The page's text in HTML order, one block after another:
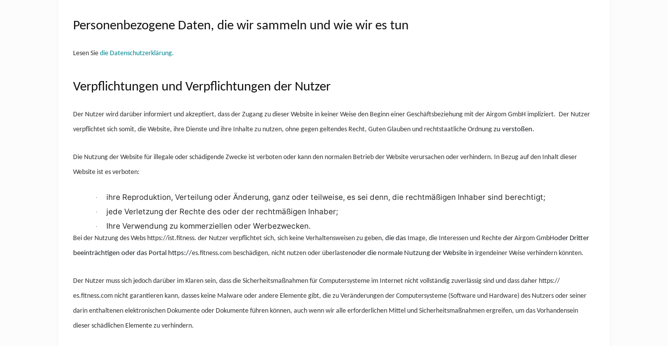
Personenbezogene Daten, die wir sammeln und wie wir es tun
Lesen Sie die Datenschutzerklärung.
Verpflichtungen und Verpflichtungen der Nutzer
Der Nutzer wird darüber informiert und akzeptiert, dass der Zugang zu dieser Website in keiner Weise den Beginn einer Geschäftsbeziehung mit der Airgom GmbH impliziert. Der Nutzer
verpflichtet sich somit, die Website, ihre Dienste und ihre Inhalte zu nutzen, ohne gegen geltendes Recht, Guten Glauben und rechtstaatliche Ordnung zu verstoßen.
Die Nutzung der Website für illegale oder schädigende Zwecke ist verboten oder kann den normalen Betrieb der Website verursachen oder verhindern. In Bezug auf den Inhalt dieser
Website ist es verboten:
· ihre Reproduktion, Verteilung oder Änderung, ganz oder teilweise, es sei denn, die rechtmäßigen Inhaber sind berechtigt;
· jede Verletzung der Rechte des oder der rechtmäßigen Inhaber;
· Ihre Verwendung zu kommerziellen oder Werbezwecken.
Bei der Nutzung des Webs https://ist.fitness. der Nutzer verpflichtet sich, sich keine Verhaltensweisen zu geben, die das Image, die Interessen und Rechte der Airgom GmbHoder Dritter
beeinträchtigen oder das Portal https://es.fitness.com beschädigen, nicht nutzen oder überlastenoder die normale Nutzung der Website in irgendeiner Weise verhindern könnten.
Der Nutzer muss sich jedoch darüber im Klaren sein, dass die Sicherheitsmaßnahmen für Computersysteme im Internet nicht vollständig zuverlässig sind und dass daher https://
es.fitness.com nicht garantieren kann, dasses keine Malware oder andere Elemente gibt, die zu Veränderungen der Computersysteme (Software und Hardware) des Nutzers oder seiner
darin enthaltenen elektronischen Dokumente oder Dokumente führen können, auch wenn wir alle erforderlichen Mittel und Sicherheitsmaßnahmen ergreifen, um das Vorhandensein
dieser schädlichen Elemente zu verhindern.